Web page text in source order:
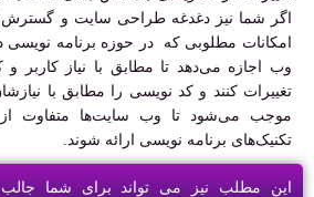
اگر شما نیز دغدغه طراحی سایت و گسترش
امکانات مطلوبی که در حوزه برنامه نویسی
وب اجازه می‌دهد تا مطابق با نیاز کاربر و
تغییرات کنند و کد نویسی را مطابق با
موجب می‌شود تا وب سایت‌ها متفاوت از
تکنیک‌های برنامه نویسی ارائه شوند.
این مطلب نیز می تواند برای شما